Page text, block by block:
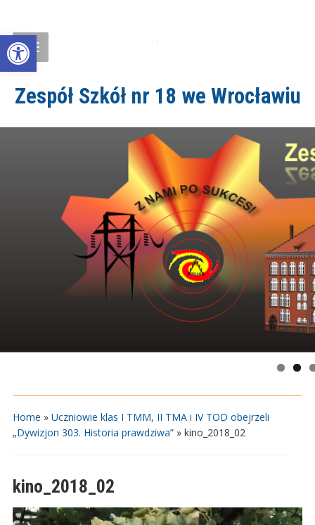
Open toolbar
Zespół Szkół nr 18 we Wrocławiu
Home » Uczniowie klas I TMM, II TMA i IV TOD obejrzeli
„Dywizjon 303. Historia prawdziwa”» kino_2018_02
kino_2018_02